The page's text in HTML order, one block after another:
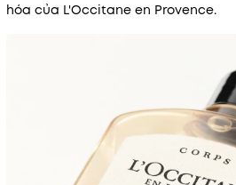
hóa của L'Occitane en Provence.